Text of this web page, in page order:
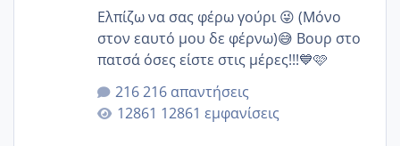
Ελπίζω να σας φέρω γούρι 😜 (Μόνο
στον εαυτό μου δε φέρνω)😅 Βουρ στο
πατσά όσες είστε στις μέρες!!!💙🩷
216 απαντήσεις
12861 εμφανίσεις